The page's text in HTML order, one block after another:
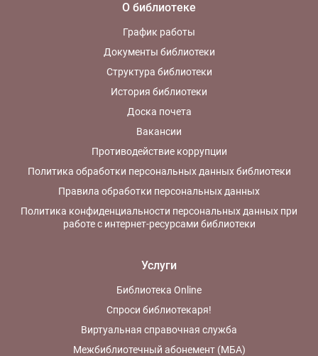
О библиотеке
График работы
Документы библиотеки
Структура библиотеки
История библиотеки
Доска почета
Вакансии
Противодействие коррупции
Политика обработки персональных данных библиотеки
Правила обработки персональных данных
Политика конфиденциальности персональных данных при
работе с интернет-ресурсами библиотеки
Услуги
Библиотека Online
Спроси библиотекаря!
Виртуальная справочная служба
Межбиблиотечный абонемент (МБА)